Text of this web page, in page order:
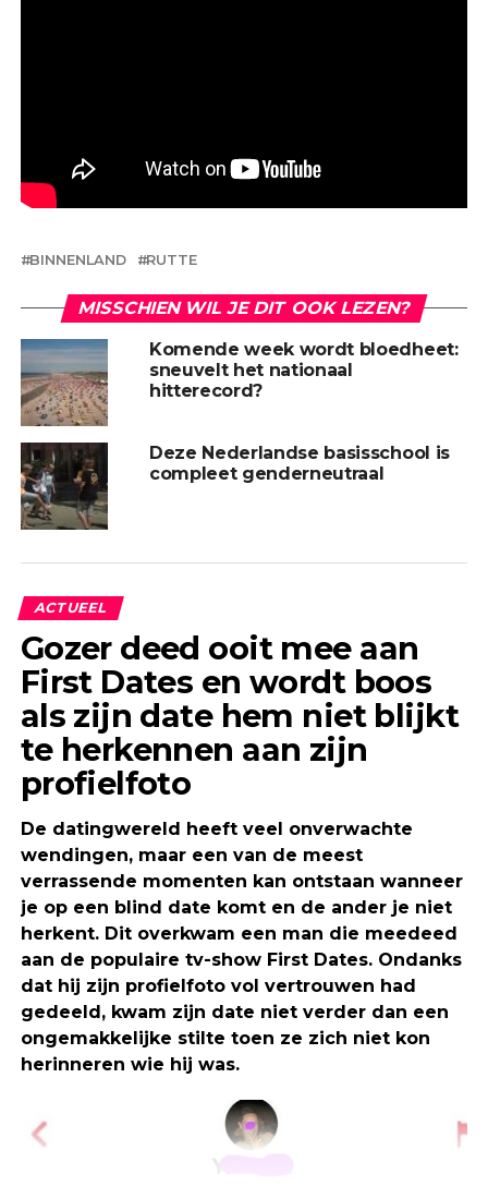
BINNENLAND RUTTE
MISSCHIEN WIL JE DIT OOK LEZEN?
Komende week wordt bloedheet:
sneuvelt het nationaal
hitterecord?
Deze Nederlandse basisschool is
compleet genderneutraal
ACTUEEL
Gozer deed ooit mee aan
First Dates en wordt boos
als zijn date hem niet blijkt
te herkennen aan zijn
profielfoto
De datingwereld heeft veel onverwachte
wendingen, maar een van de meest
verrassende momenten kan ontstaan wanneer
je op een blind date komt en de ander je niet
herkent. Dit overkwam een man die meedeed
aan de populaire tv-show First Dates. Ondanks
dat hij zijn profielfoto vol vertrouwen had
gedeeld, kwam zijn date niet verder dan een
ongemakkelijke stilte toen ze zich niet kon
herinneren wie hij was.